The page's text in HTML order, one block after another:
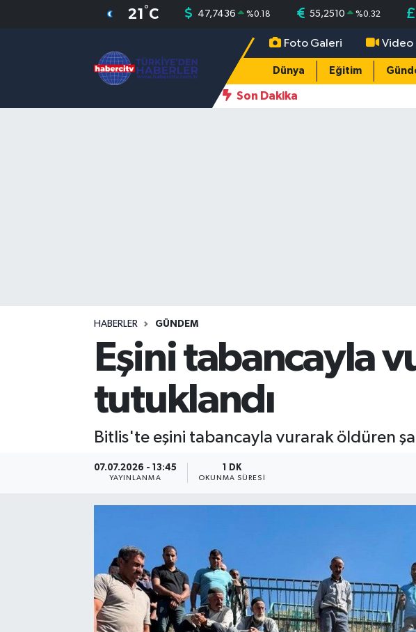
21 °C 47,7436 %0.18 55,2510 %0.32
Foto Galeri Video
Dünya Eğitim
Son Dakika
HABERLER GÜNDEM
Eşini tabancayla
tutuklandı
Bitlis'te eşini tabancayla vurarak öldüren
07.07.2026 - 13:45
YAYINLANMA
1 DK
OKUNMA SÜRESI
Nöbetçi Eczaneler
Hava Durumu